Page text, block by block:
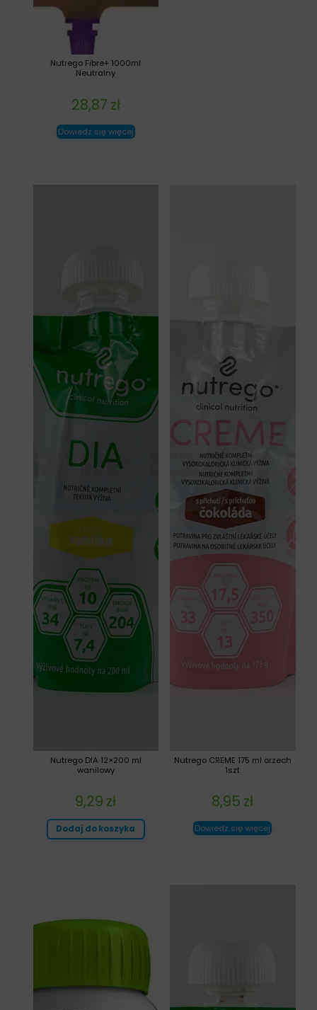
Nutrego Fibre+ 1000ml
Neutralny
28,87 zł
Dowiedz się więcej
Nutrego CREME 175 ml orzech
1szt
8,95 zł
Dowiedz się więcej
Nutrego DIA 12×200 ml
wanilowy
9,29 zł
Dodaj do koszyka